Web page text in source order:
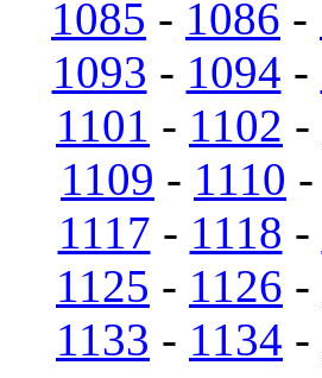
1085 - 1086 -
1093 - 1094 -
1101 - 1102 -
1109 - 1110 -
1117 - 1118 -
1125 - 1126 -
1133 - 1134 -